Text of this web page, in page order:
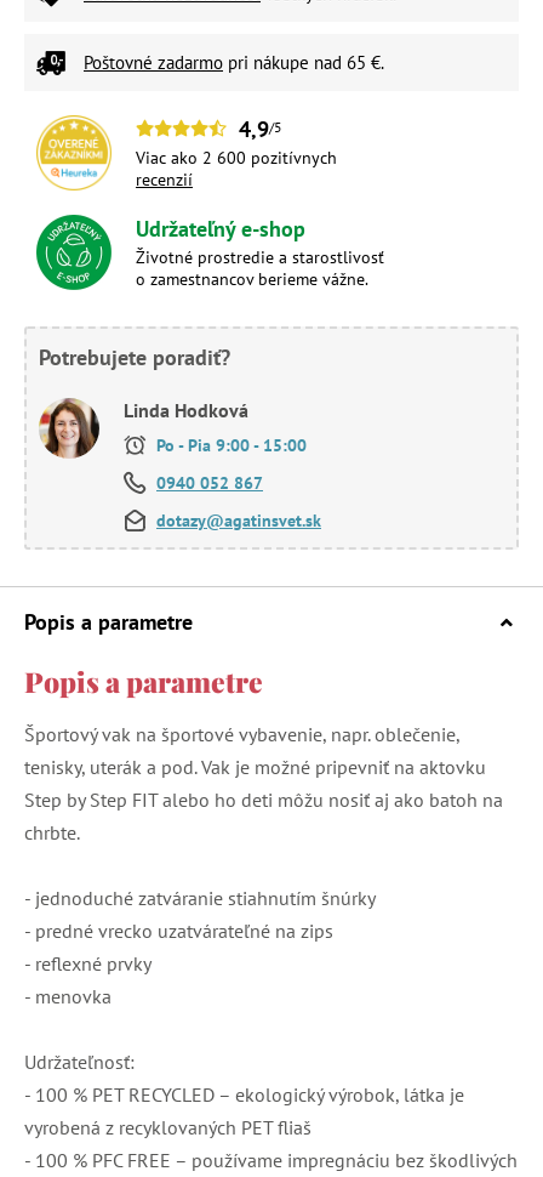
Poštovné zadarmo pri nákupe nad 65 €.
4,9/5
Viac ako 2 600 pozitívnych
recenzií
Udržateľný e-shop
Životné prostredie a starostlivosť
o zamestnancov berieme vážne.
Potrebujete poradiť?
Linda Hodková
Po - Pia 9:00 - 15:00
0940 052 867
dotazy@agatinsvet.sk
Popis a parametre
Popis a parametre
Športový vak na športové vybavenie, napr. oblečenie,
tenisky, uterák a pod. Vak je možné pripevniť na aktovku
Step by Step FIT alebo ho deti môžu nosiť aj ako batoh na
chrbte.
- jednoduché zatváranie stiahnutím šnúrky
- predné vrecko uzatvárateľné na zips
- reflexné prvky
- menovka
Udržateľnosť:
- 100 % PET RECYCLED – ekologický výrobok, látka je
vyrobená z recyklovaných PET fliaš
- 100 % PFC FREE – používame impregnáciu bez škodlivých